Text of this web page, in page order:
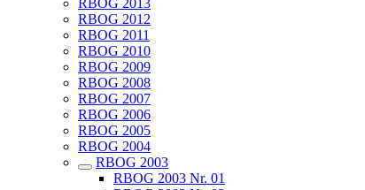
RBOG 2013
RBOG 2012
RBOG 2011
RBOG 2010
RBOG 2009
RBOG 2008
RBOG 2007
RBOG 2006
RBOG 2005
RBOG 2004
RBOG 2003
RBOG 2003 Nr. 01